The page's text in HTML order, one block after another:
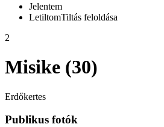
Jelentem
LetiltomTiltás feloldása
2
Misike (30)
Erdőkertes
Publikus fotók